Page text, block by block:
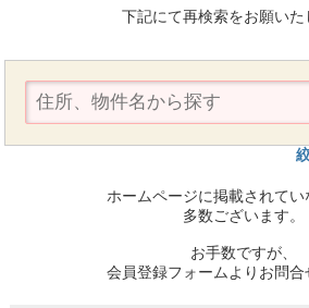
下記にて再検索をお願いた
ホームページに掲載されてい
多数ございます。
お手数ですが、
会員登録フォームよりお問合